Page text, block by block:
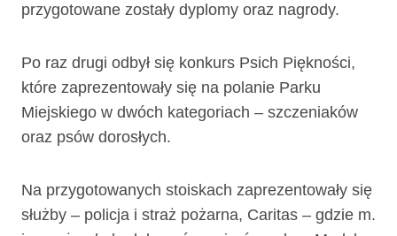
przygotowane zostały dyplomy oraz nagrody.
Po raz drugi odbył się konkurs Psich Piękności,
które zaprezentowały się na polanie Parku
Miejskiego w dwóch kategoriach – szczeniaków
oraz psów dorosłych.
Na przygotowanych stoiskach zaprezentowały się
służby – policja i straż pożarna, Caritas – gdzie m.